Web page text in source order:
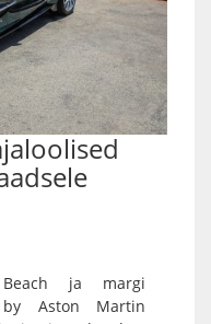
ja margi
Aston Martin